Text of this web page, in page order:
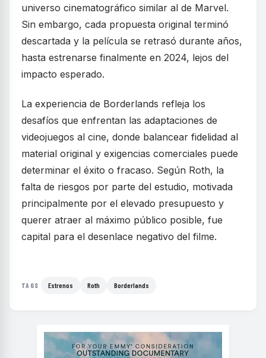
universo cinematográfico similar al de Marvel.
Sin embargo, cada propuesta original terminó
descartada y la película se retrasó durante años,
hasta estrenarse finalmente en 2024, lejos del
impacto esperado.
La experiencia de Borderlands refleja los
desafíos que enfrentan las adaptaciones de
videojuegos al cine, donde balancear fidelidad al
material original y exigencias comerciales puede
determinar el éxito o fracaso. Según Roth, la
falta de riesgos por parte del estudio, motivada
principalmente por el elevado presupuesto y
querer atraer al máximo público posible, fue
capital para el desenlace negativo del filme.
TAGS Estrenos Roth Borderlands